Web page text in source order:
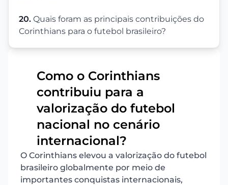
20. Quais foram as principais contribuições do
Corinthians para o futebol brasileiro?
Como o Corinthians
contribuiu para a
valorização do futebol
nacional no cenário
internacional?
O Corinthians elevou a valorização do futebol
brasileiro globalmente por meio de
importantes conquistas internacionais,